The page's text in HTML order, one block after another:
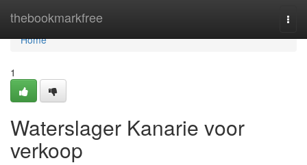
thebookmarkfree
Home
Home
1
Waterslager Kanarie voor
verkoop